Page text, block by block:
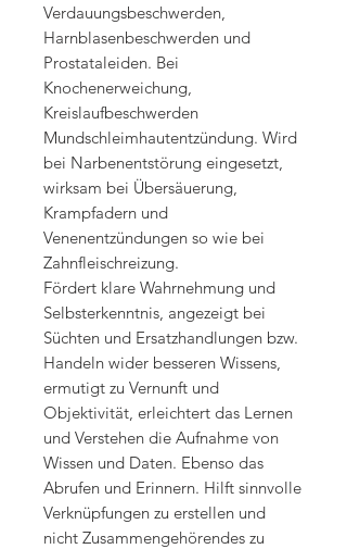
Verdauungsbeschwerden,
Harnblasenbeschwerden und
Prostataleiden. Bei
Knochenerweichung,
Kreislaufbeschwerden
Mundschleimhautentzündung. Wird
bei Narbenentstörung eingesetzt,
wirksam bei Übersäuerung,
Krampfadern und
Venenentzündungen so wie bei
Zahnfleischreizung.
Fördert klare Wahrnehmung und
Selbsterkenntnis, angezeigt bei
Süchten und Ersatzhandlungen bzw.
Handeln wider besseren Wissens,
ermutigt zu Vernunft und
Objektivität, erleichtert das Lernen
und Verstehen die Aufnahme von
Wissen und Daten. Ebenso das
Abrufen und Erinnern. Hilft sinnvolle
Verknüpfungen zu erstellen und
nicht Zusammengehörendes zu